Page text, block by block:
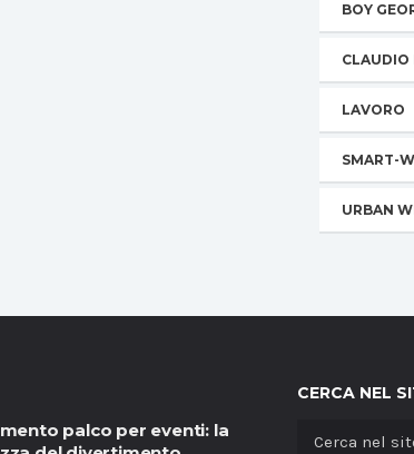
BOY
CLAUDIO
LAVORO
SMART-
URBAN
palco per eventi: la
CERCA NEL